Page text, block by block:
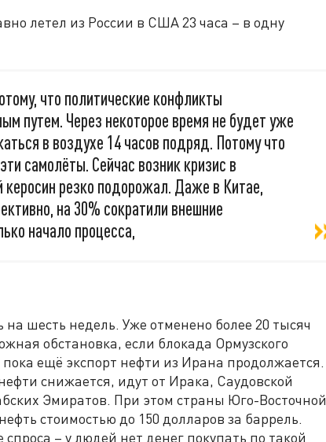
летел из России в США 23 часа – в одну
что политические конфликты
путем. Через некоторое время не будет уже
в воздухе 14 часов подряд. Потому что
самолёты. Сейчас возник кризис в
резко подорожал. Даже в Китае,
на 30% сократили внешние
начало процесса,
шесть недель. Уже отменено более 20 тысяч
обстановка, если блокада Ормузского
ещё экспорт нефти из Ирана продолжается.
снижается, идут от Ирака, Саудовской
Эмиратов. При этом страны Юго-Восточной
стоимостью до 150 долларов за баррель.
– у людей нет денег покупать по такой